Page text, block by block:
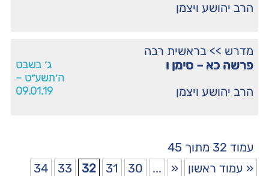
הרב יהושע ויצמן
מדרש >> בראשית רבה
פרשה כא – סימן ו
הרב יהושע ויצמן
ג׳ בשבט
ה׳תשע״ט –
09.01.19
עמוד 32 מתוך 45
« עמוד ראשון
«
...
30
31
32
33
34